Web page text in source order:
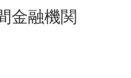
金融機関